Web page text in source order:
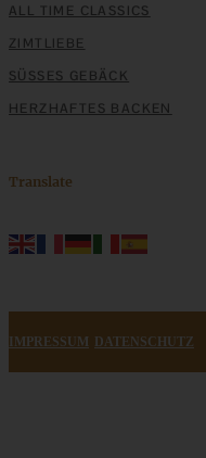
ALL TIME CLASSICS
ZIMTLIEBE
SÜSSES GEBÄCK
HERZHAFTES BACKEN
Translate
IMPRESSUM DATENSCHUTZ